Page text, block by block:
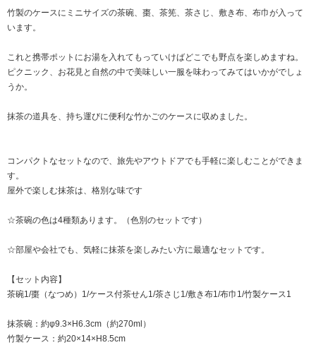
竹製のケースにミニサイズの茶碗、棗、茶筅、茶さじ、敷き布、布巾が入って
います。
これと携帯ポットにお湯を入れてもっていけばどこでも野点を楽しめますね。
ピクニック、お花見と自然の中で美味しい一服を味わってみてはいかがでしょ
うか。
抹茶の道具を、持ち運びに便利な竹かごのケースに収めました。
コンパクトなセットなので、旅先やアウトドアでも手軽に楽しむことができま
す。
屋外で楽しむ抹茶は、格別な味です
☆茶碗の色は4種類あります。（色別のセットです）
☆部屋や会社でも、気軽に抹茶を楽しみたい方に最適なセットです。
【セット内容】
茶碗1/棗（なつめ）1/ケース付茶せん1/茶さじ1/敷き布1/布巾1/竹製ケース1
抹茶碗：約φ9.3×H6.3cm（約270ml）
竹製ケース：約20×14×H8.5cm